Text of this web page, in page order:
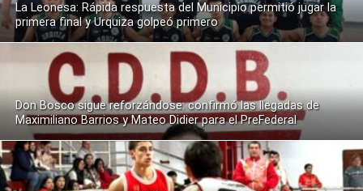
La Leonesa: Rápida respuesta del Municipio permitió jugar la
primera final y Urquiza golpeó primero
Don Bosco sigue reforzándose: confirmó las llegadas de
Maximiliano Barrios y Mateo Didier para el PreFederal